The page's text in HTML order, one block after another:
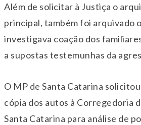
Além de solicitar à Justiça o
principal, também foi arquivado
investigava coação dos
a supostas testemunhas da
O MP de Santa Catarina
cópia dos autos à Corregedoria
Santa Catarina para análise de